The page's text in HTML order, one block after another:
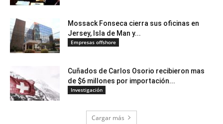
Mossack Fonseca cierra sus oficinas en
Jersey, Isla de Man y...
Empresas offshore
Cuñados de Carlos Osorio recibieron mas
de $6 millones por importación...
Investigación
Cargar más